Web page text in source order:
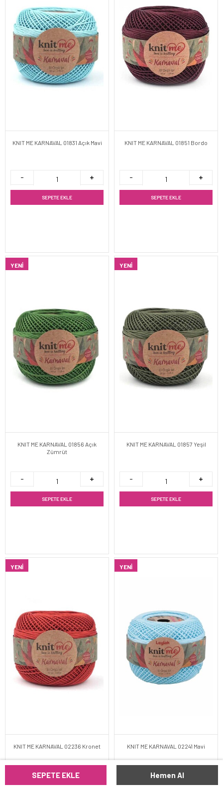
SEPETE EKLE Hemen Al
KNIT ME KARNAVAL 01831 Açık Mavi
SEPETE EKLE
KNIT ME KARNAVAL 01851 Bordo
SEPETE EKLE
YENI
KNIT ME KARNAVAL 01856 Açık
Zümrüt
SEPETE EKLE
YENI
KNIT ME KARNAVAL 01857 Yeşil
SEPETE EKLE
YENI
KNIT ME KARNAVAL 02236 Kronet
YENI
KNIT ME KARNAVAL 02241 Mavi